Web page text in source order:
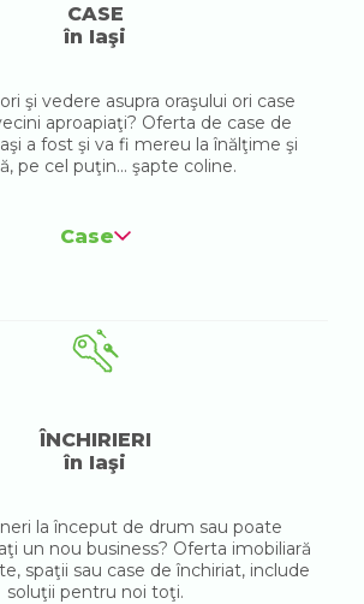
CASE
în Iaşi
şi vedere asupra oraşului ori case
aproapiaţi? Oferta de case de
a fost şi va fi mereu la înălţime şi
pe cel puţin... şapte coline.
Case
ÎNCHIRIERI
în Iaşi
la început de drum sau poate
un nou business? Oferta imobiliară
spaţii sau case de închiriat, include
soluţii pentru noi toţi.